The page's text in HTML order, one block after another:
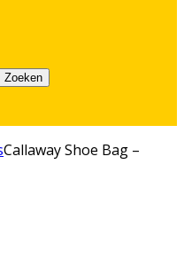
Zoeken
Callaway Shoe Bag –